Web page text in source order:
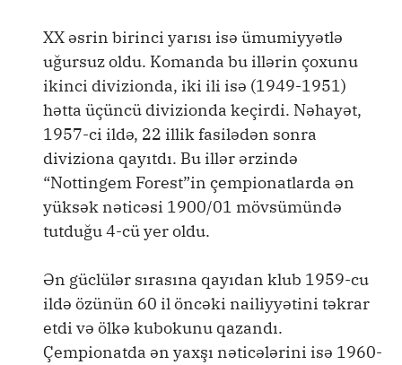
XX əsrin birinci yarısı isə ümumiyyətlə
uğursuz oldu. Komanda bu illərin çoxunu
ikinci divizionda, iki ili isə (1949-1951)
hətta üçüncü divizionda keçirdi. Nəhayət,
1957-ci ildə, 22 illik fasilədən sonra
diviziona qayıtdı. Bu illər ərzində
“Nottingem Forest”in çempionatlarda ən
yüksək nəticəsi 1900/01 mövsümündə
tutduğu 4-cü yer oldu.
Ən güclülər sırasına qayıdan klub 1959-cu
ildə özünün 60 il öncəki nailiyyətini təkrar
etdi və ölkə kubokunu qazandı.
Çempionatda ən yaxşı nəticələrini isə 1960-